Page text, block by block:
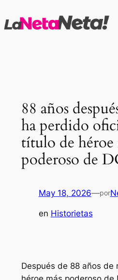
al
88 años
ha perdido
título de héroe
poderoso de
May 18, 2026—por
en Historietas
Después de 88 años de